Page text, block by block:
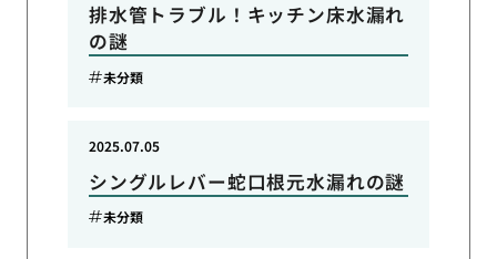
排水管トラブル！キッチン床水漏れ
の謎
未分類
シングルレバー蛇口根元水漏れの謎
2025.07.05
未分類